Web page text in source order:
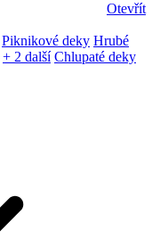
Otevřít
Piknikové deky Hrubé
+ 2 další Chlupaté deky